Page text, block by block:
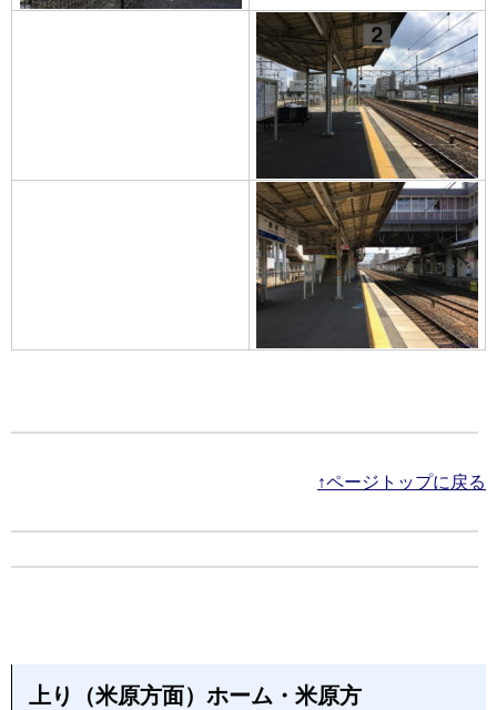
↑ページトップに戻る
上り（米原方面）ホーム・米原方